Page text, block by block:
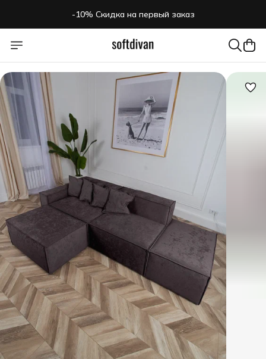
-10% Скидка на первый заказ
-10% Скидка на первый заказ